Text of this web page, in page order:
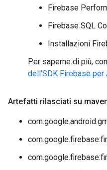
Firebase
Firebase SQL
Installazioni
Per saperne di più,
dell'SDK Firebase per
Artefatti rilasciati su